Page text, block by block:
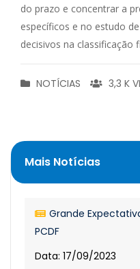
do prazo e concentrar a
específicos e no estudo
decisivos na classificação
NOTÍCIAS 3,3 K
Mais Notícias
Grande
PCDF
Data: 17/09/2023